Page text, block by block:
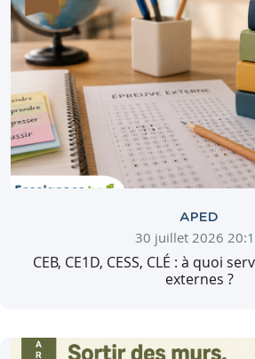
APED
30 juillet 2026
CEB, CE1D, CESS, CLÉ : à quoi
externes ?